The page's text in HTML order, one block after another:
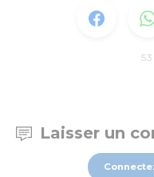
53
Laisser un